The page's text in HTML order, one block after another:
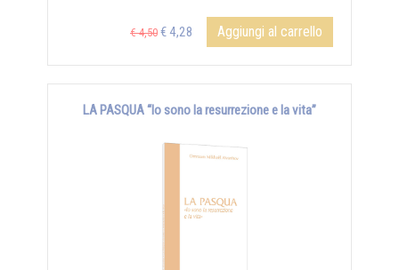
€ 4,50 € 4,28 Aggiungi al carrello
LA PASQUA “Io sono la resurrezione e la vita”